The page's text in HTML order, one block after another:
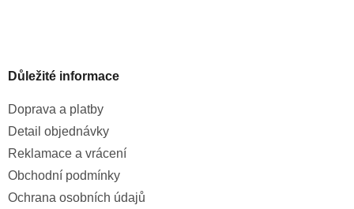
Důležité informace
Doprava a platby
Detail objednávky
Reklamace a vrácení
Obchodní podmínky
Ochrana osobních údajů